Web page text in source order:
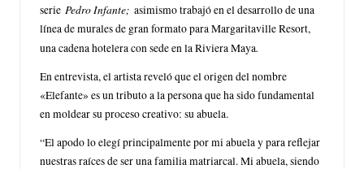
serie Pedro Infante; asimismo trabajó en el desarrollo de una
línea de murales de gran formato para Margaritaville Resort,
una cadena hotelera con sede en la Riviera Maya.
En entrevista, el artista reveló que el origen del nombre
«Elefante» es un tributo a la persona que ha sido fundamental
en moldear su proceso creativo: su abuela.
“El apodo lo elegí principalmente por mi abuela y para reflejar
nuestras raíces de ser una familia matriarcal. Mi abuela, siendo